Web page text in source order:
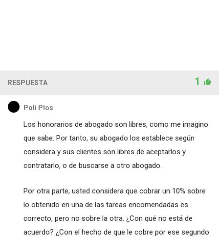
RESPUESTA 1
Poli Plos
Los honorarios de abogado son libres, como me imagino
que sabe. Por tanto, su abogado los establece según
considera y sus clientes son libres de aceptarlos y
contratarlo, o de buscarse a otro abogado.
Por otra parte, usted considera que cobrar un 10% sobre
lo obtenido en una de las tareas encomendadas es
correcto, pero no sobre la otra. ¿Con qué no está de
acuerdo? ¿Con el hecho de que le cobre por ese segundo